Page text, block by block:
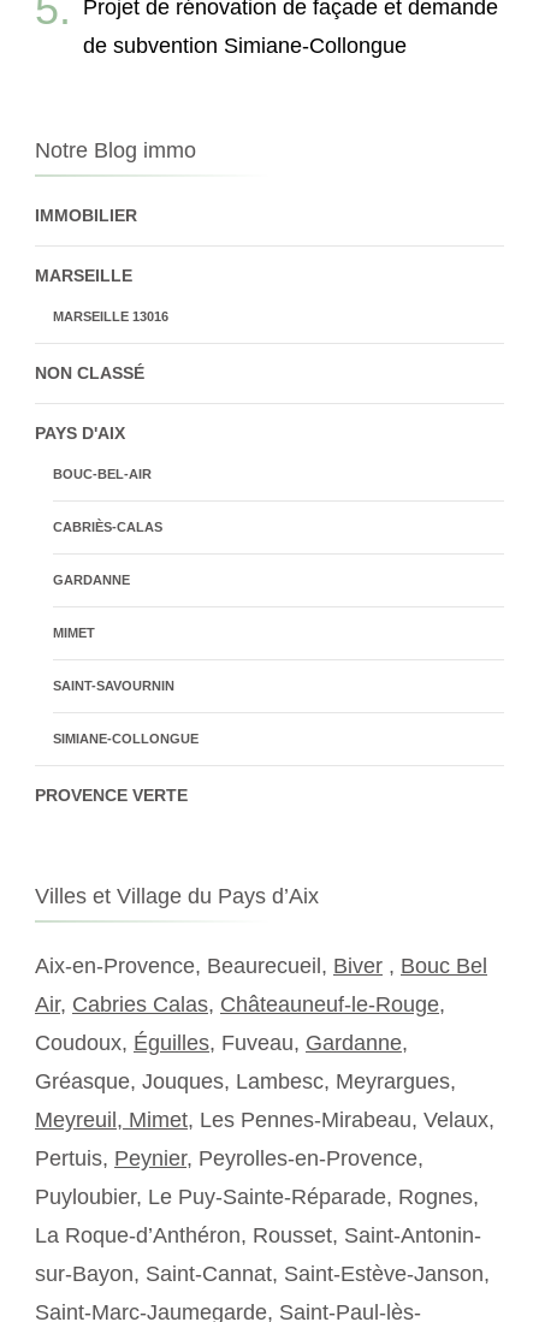
Projet de rénovation de façade et demande
de subvention Simiane-Collongue
Notre Blog immo
IMMOBILIER
MARSEILLE
MARSEILLE 13016
NON CLASSÉ
PAYS D'AIX
BOUC-BEL-AIR
CABRIÈS-CALAS
GARDANNE
MIMET
SAINT-SAVOURNIN
SIMIANE-COLLONGUE
PROVENCE VERTE
Villes et Village du Pays d’Aix
Aix-en-Provence, Beaurecueil, Biver , Bouc Bel
Air, Cabries Calas, Châteauneuf-le-Rouge,
Coudoux, Éguilles, Fuveau, Gardanne,
Gréasque, Jouques, Lambesc, Meyrargues,
Meyreuil, Mimet, Les Pennes-Mirabeau, Velaux,
Pertuis, Peynier, Peyrolles-en-Provence,
Puyloubier, Le Puy-Sainte-Réparade, Rognes,
La Roque-d’Anthéron, Rousset, Saint-Antonin-
sur-Bayon, Saint-Cannat, Saint-Estève-Janson,
Saint-Marc-Jaumegarde, Saint-Paul-lès-